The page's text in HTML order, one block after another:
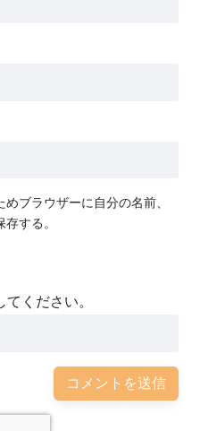
ブラウザーに自分の名前、
する。
てください。